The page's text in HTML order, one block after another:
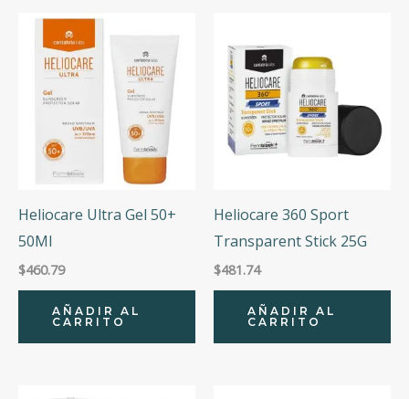
Precio
Precio:$439— $738
Heliocare Ultra Gel 50+
50Ml
$460.79
AÑADIR AL
CARRITO
Heliocare 360 Sport
Transparent Stick 25G
$481.74
AÑADIR AL
CARRITO